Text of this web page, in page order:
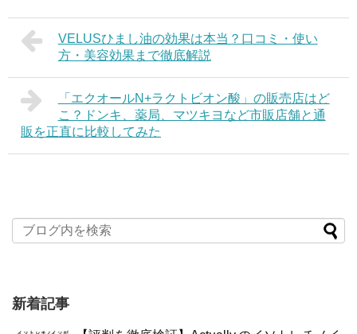
VELUSひまし油の効果は本当？口コミ・使い
方・美容効果まで徹底解説
「エクオールN+ラクトビオン酸」の販売店はど
こ？ドンキ、薬局、マツキヨなど市販店舗と通
販を正直に比較してみた
新着記事